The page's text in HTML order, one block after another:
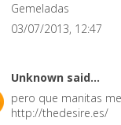
Gemeladas
03/07/2013, 12:47
Unknown said...
pero que manitas
http://thedesire.es/